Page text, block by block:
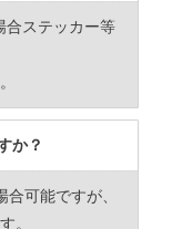
合ステッカー等
か？
可能ですが、
。